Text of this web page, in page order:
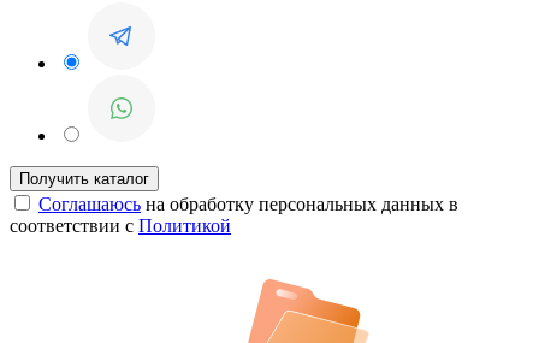
Соглашаюсь на обработку персональных данных в
соответствии с Политикой